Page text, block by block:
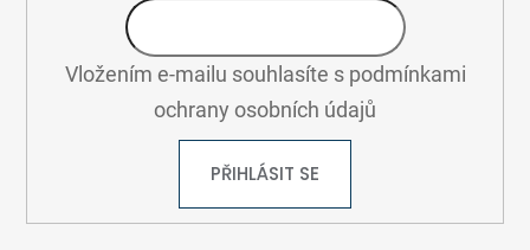
Vložením e-mailu souhlasíte s podmínkami
ochrany osobních údajů
PŘIHLÁSIT SE